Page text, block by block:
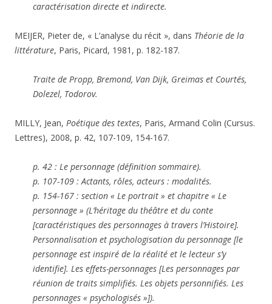
caractérisation directe et indirecte.
MEIJER, Pieter de, « L’analyse du récit », dans Théorie de la
littérature, Paris, Picard, 1981, p. 182-187.
Traite de Propp, Bremond, Van Dijk, Greimas et Courtés,
Dolezel, Todorov.
MILLY, Jean, Poétique des textes, Paris, Armand Colin (Cursus.
Lettres), 2008, p. 42, 107-109, 154-167.
p. 42 : Le personnage (définition sommaire).
p. 107-109 : Actants, rôles, acteurs : modalités.
p. 154-167 : section « Le portrait » et chapitre « Le
personnage » (L’héritage du théâtre et du conte
[caractéristiques des personnages à travers l’Histoire].
Personnalisation et psychologisation du personnage [le
personnage est inspiré de la réalité et le lecteur s’y
identifie]. Les effets-personnages [Les personnages par
réunion de traits simplifiés. Les objets personnifiés. Les
personnages « psychologisés »]).